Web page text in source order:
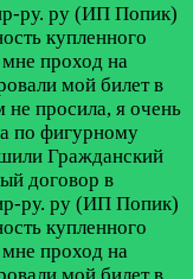
ру. ру (ИП Попик)
купленного
мне проход на
мой билет в
просила, я очень
по фигурному
Гражданский
договор в
ру. ру (ИП Попик)
купленного
мне проход на